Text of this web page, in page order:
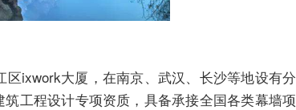
ixwork大厦，在南京、武汉、长沙等地设有分
工程设计专项资质，具备承接全国各类幕墙项